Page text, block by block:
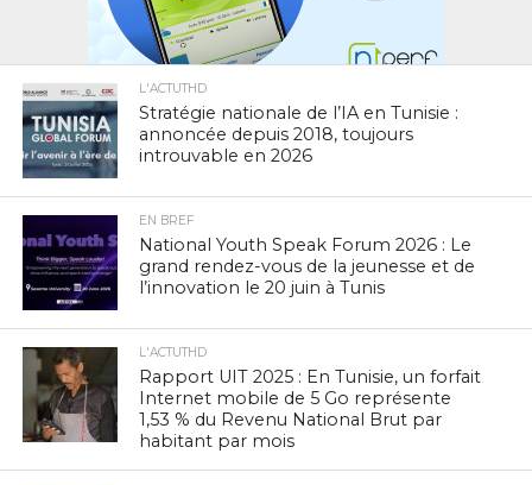
L'ACTUTHD
Stratégie nationale de l’IA en Tunisie :
annoncée depuis 2018, toujours
introuvable en 2026
EN BREF
National Youth Speak Forum 2026 : Le
grand rendez-vous de la jeunesse et de
l’innovation le 20 juin à Tunis
L'ACTUTHD
Rapport UIT 2025 : En Tunisie, un forfait
Internet mobile de 5 Go représente
1,53 % du Revenu National Brut par
habitant par mois